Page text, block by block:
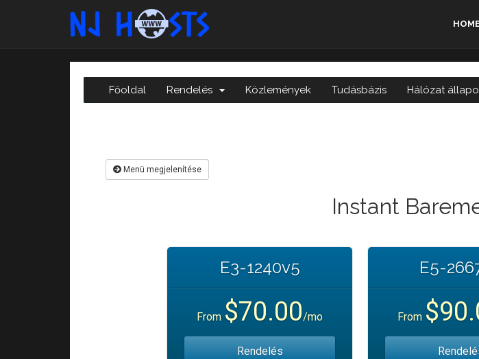
Főoldal Rendelés Közlemények Tudásbázis Hálózat
Menü megjelenítése
Instant
E3-1240v5
From $70.00/mo
Rendelés
E5-
From